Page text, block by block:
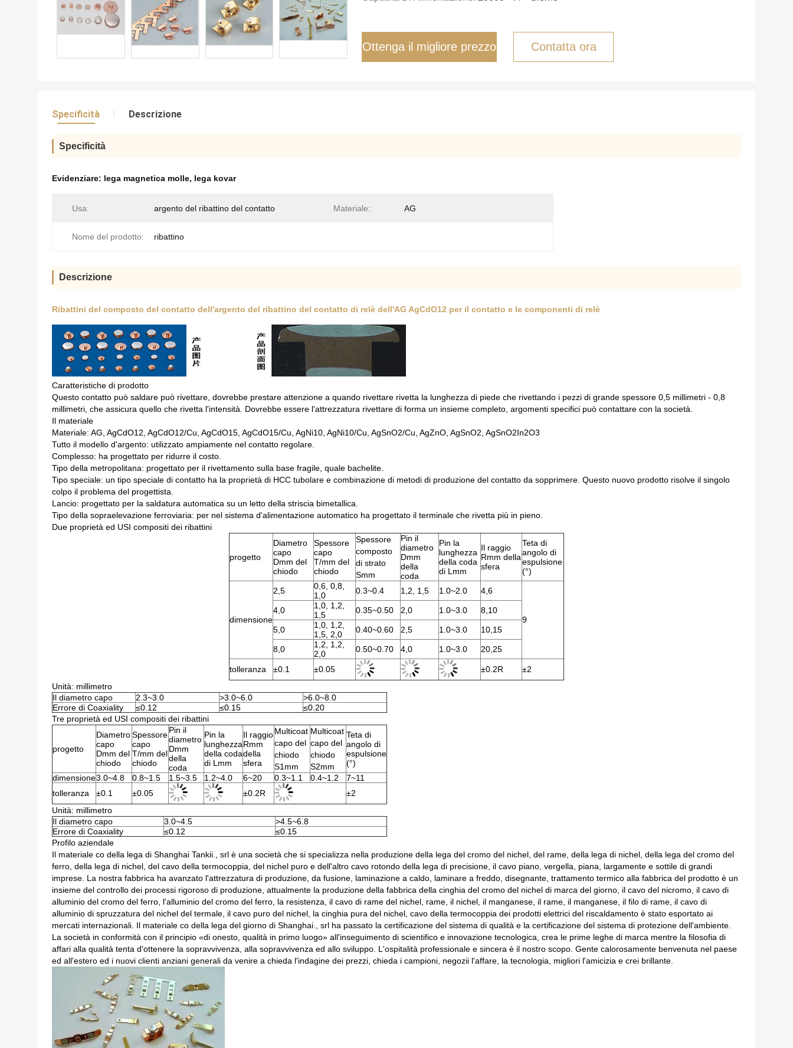
Ottenga il migliore prezzo Contatta ora
Specificità Descrizione
Specificità
Evidenziare: lega magnetica molle, lega kovar
Usa: argento del ribattino del contatto Materiale: AG
Nome del prodotto: ribattino
Descrizione
Ribattini del composto del contatto dell'argento del ribattino del contatto di relè dell'AG AgCdO12 per il contatto e le componenti di relè
Caratteristiche di prodotto
Questo contatto può saldare può rivettare, dovrebbe prestare attenzione a quando rivettare rivetta la lunghezza di piede che rivettando i pezzi di grande spessore 0,5 millimetri - 0,8
millimetri, che assicura quello che rivetta l'intensità. Dovrebbe essere l'attrezzatura rivettare di forma un insieme completo, argomenti specifici può contattare con la società.
Il materiale
Materiale: AG, AgCdO12, AgCdO12/Cu, AgCdO15, AgCdO15/Cu, AgNi10, AgNi10/Cu, AgSnO2/Cu, AgZnO, AgSnO2, AgSnO2In2O3
Tutto il modello d'argento: utilizzato ampiamente nel contatto regolare.
Complesso: ha progettato per ridurre il costo.
Tipo della metropolitana: progettato per il rivettamento sulla base fragile, quale bachelite.
Tipo speciale: un tipo speciale di contatto ha la proprietà di HCC tubolare e combinazione di metodi di produzione del contatto da sopprimere. Questo nuovo prodotto risolve il singolo
colpo il problema del progettista.
Lancio: progettato per la saldatura automatica su un letto della striscia bimetallica.
Tipo della sopraelevazione ferroviaria: per nel sistema d'alimentazione automatico ha progettato il terminale che rivetta più in pieno.
Due proprietà ed USI compositi dei ribattini
progetto
Diametro
capo
Dmm del
chiodo
Spessore
capo
T/mm del
chiodo
Spessore
composto
di strato
Smm
Pin il
diametro
Dmm
della
coda
Pin la
lunghezza
della coda
di Lmm
Il raggio
Rmm della
sfera
Teta di
angolo di
espulsione
(°)
dimensione
2,5
0,6, 0,8,
1,0
0.3~0.4 1,2, 1,5 1.0~2.0 4,6
9
4,0
1,0, 1,2,
1,5
0.35~0.50 2,0 1.0~3.0 8,10
5,0
1,0, 1,2,
1,5, 2,0
0.40~0.60 2,5 1.0~3.0 10,15
8,0
1,2, 1,2,
2,0
0.50~0.70 4,0 1.0~3.0 20,25
tolleranza ±0.1 ±0.05 ±0.2R
±2
Unità: millimetro
Il diametro capo
2.3~3.0 >3.0~6.0
>6.0~8.0
Errore di Coaxiality
≤0.12 ≤0.15
≤0.20
Tre proprietà ed USI compositi dei ribattini
progetto
Diametro
capo
Dmm del
chiodo
Spessore
capo
T/mm del
chiodo
Pin il
diametro
Dmm
della
coda
Pin la
lunghezza
della coda
di Lmm
Il raggio
Rmm
della
sfera
Multicoat
capo del
chiodo
S1mm
Multicoat
capo del
chiodo
S2mm
Teta di
angolo di
espulsione
(°)
dimensione3.0~4.8 0.8~1.5 1.5~3.5 1.2~4.0 6~20 0.3~1.1 0.4~1.2
7~11
tolleranza
±0.1 ±0.05 ±0.2R
±2
Unità: millimetro
Il diametro capo
3.0~4.5
>4.5~6.8
Errore di Coaxiality
≤0.12
≤0.15
Profilo aziendale
Il materiale co della lega di Shanghai Tankii., srl è una società che si specializza nella produzione della lega del cromo del nichel, del rame, della lega di nichel, della lega del cromo del
ferro, della lega di nichel, del cavo della termocoppia, del nichel puro e dell'altro cavo rotondo della lega di precisione, il cavo piano, vergella, piana, largamente e sottile di grandi
imprese. La nostra fabbrica ha avanzato l'attrezzatura di produzione, da fusione, laminazione a caldo, laminare a freddo, disegnante, trattamento termico alla fabbrica del prodotto è un
insieme del controllo dei processi rigoroso di produzione, attualmente la produzione della fabbrica della cinghia del cromo del nichel di marca del giorno, il cavo del nicromo, il cavo di
alluminio del cromo del ferro, l'alluminio del cromo del ferro, la resistenza, il cavo di rame del nichel, rame, il nichel, il manganese, il rame, il manganese, il filo di rame, il cavo di
alluminio di spruzzatura del nichel del termale, il cavo puro del nichel, la cinghia pura del nichel, cavo della termocoppia dei prodotti elettrici del riscaldamento è stato esportato ai
mercati internazionali. Il materiale co della lega del giorno di Shanghai., srl ha passato la certificazione del sistema di qualità e la certificazione del sistema di protezione dell'ambiente.
La società in conformità con il principio «di onesto, qualità in primo luogo» all'inseguimento di scientifico e innovazione tecnologica, crea le prime leghe di marca mentre la filosofia di
affari alla qualità tenta d'ottenere la sopravvivenza, alla sopravvivenza ed allo sviluppo. L'ospitalità professionale e sincera è il nostro scopo. Gente calorosamente benvenuta nel paese
ed all'estero ed i nuovi clienti anziani generali da venire a chieda l'indagine dei prezzi, chieda i campioni, negozii l'affare, la tecnologia, migliori l'amicizia e crei brillante.